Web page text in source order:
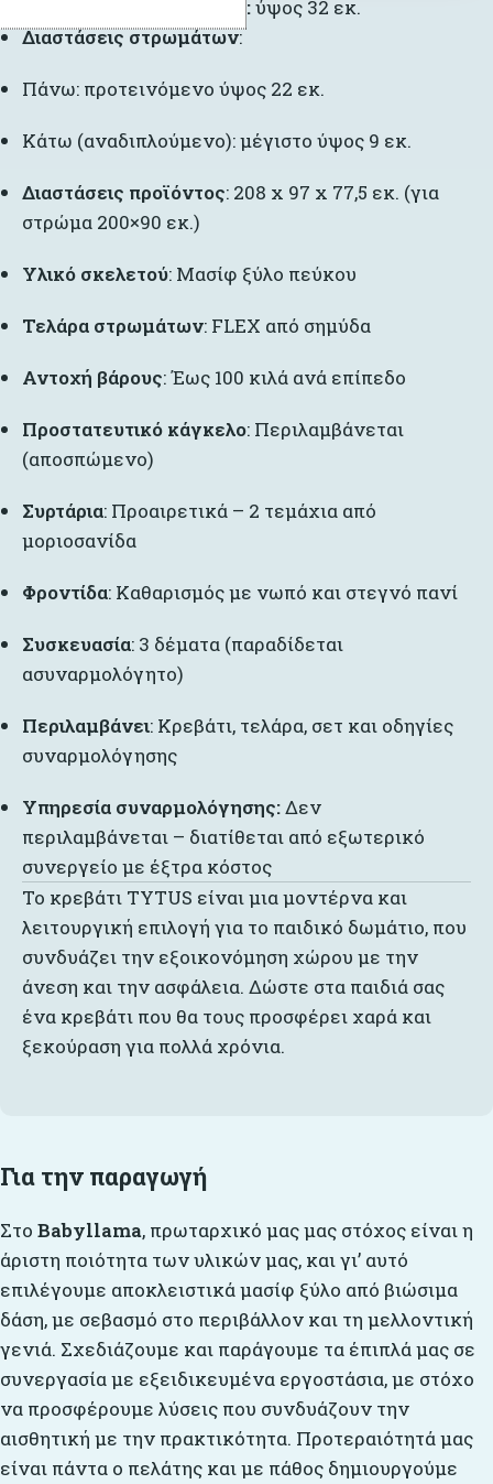
Προστατευτικό κάγκελο:ύψος 32 εκ.
Διαστάσεις στρωμάτων:
Πάνω: προτεινόμενο ύψος 22 εκ.
Κάτω (αναδιπλούμενο): μέγιστο ύψος 9 εκ.
Διαστάσεις προϊόντος: 208 x 97 x 77,5 εκ. (για
στρώμα 200×90 εκ.)
Υλικό σκελετού: Μασίφ ξύλο πεύκου
Τελάρα στρωμάτων: FLEX από σημύδα
Αντοχή βάρους: Έως 100 κιλά ανά επίπεδο
Προστατευτικό κάγκελο: Περιλαμβάνεται
(αποσπώμενο)
Συρτάρια: Προαιρετικά – 2 τεμάχια από
μοριοσανίδα
Φροντίδα: Καθαρισμός με νωπό και στεγνό πανί
Συσκευασία: 3 δέματα (παραδίδεται
ασυναρμολόγητο)
Περιλαμβάνει: Κρεβάτι, τελάρα, σετ και οδηγίες
συναρμολόγησης
Υπηρεσία συναρμολόγησης:Δεν
περιλαμβάνεται – διατίθεται από εξωτερικό
συνεργείο με έξτρα κόστος
Το κρεβάτι TYTUS είναι μια μοντέρνα και
λειτουργική επιλογή για το παιδικό δωμάτιο, που
συνδυάζει την εξοικονόμηση χώρου με την
άνεση και την ασφάλεια. Δώστε στα παιδιά σας
ένα κρεβάτι που θα τους προσφέρει χαρά και
ξεκούραση για πολλά χρόνια.
Για την παραγωγή
Στο Babyllama, πρωταρχικό μας μας στόχος είναι η
άριστη ποιότητα των υλικών μας, και γι’ αυτό
επιλέγουμε αποκλειστικά μασίφ ξύλο από βιώσιμα
δάση, με σεβασμό στο περιβάλλον και τη μελλοντική
γενιά. Σχεδιάζουμε και παράγουμε τα έπιπλά μας σε
συνεργασία με εξειδικευμένα εργοστάσια, με στόχο
να προσφέρουμε λύσεις που συνδυάζουν την
αισθητική με την πρακτικότητα. Προτεραιότητά μας
είναι πάντα ο πελάτης και με πάθος δημιουργούμε